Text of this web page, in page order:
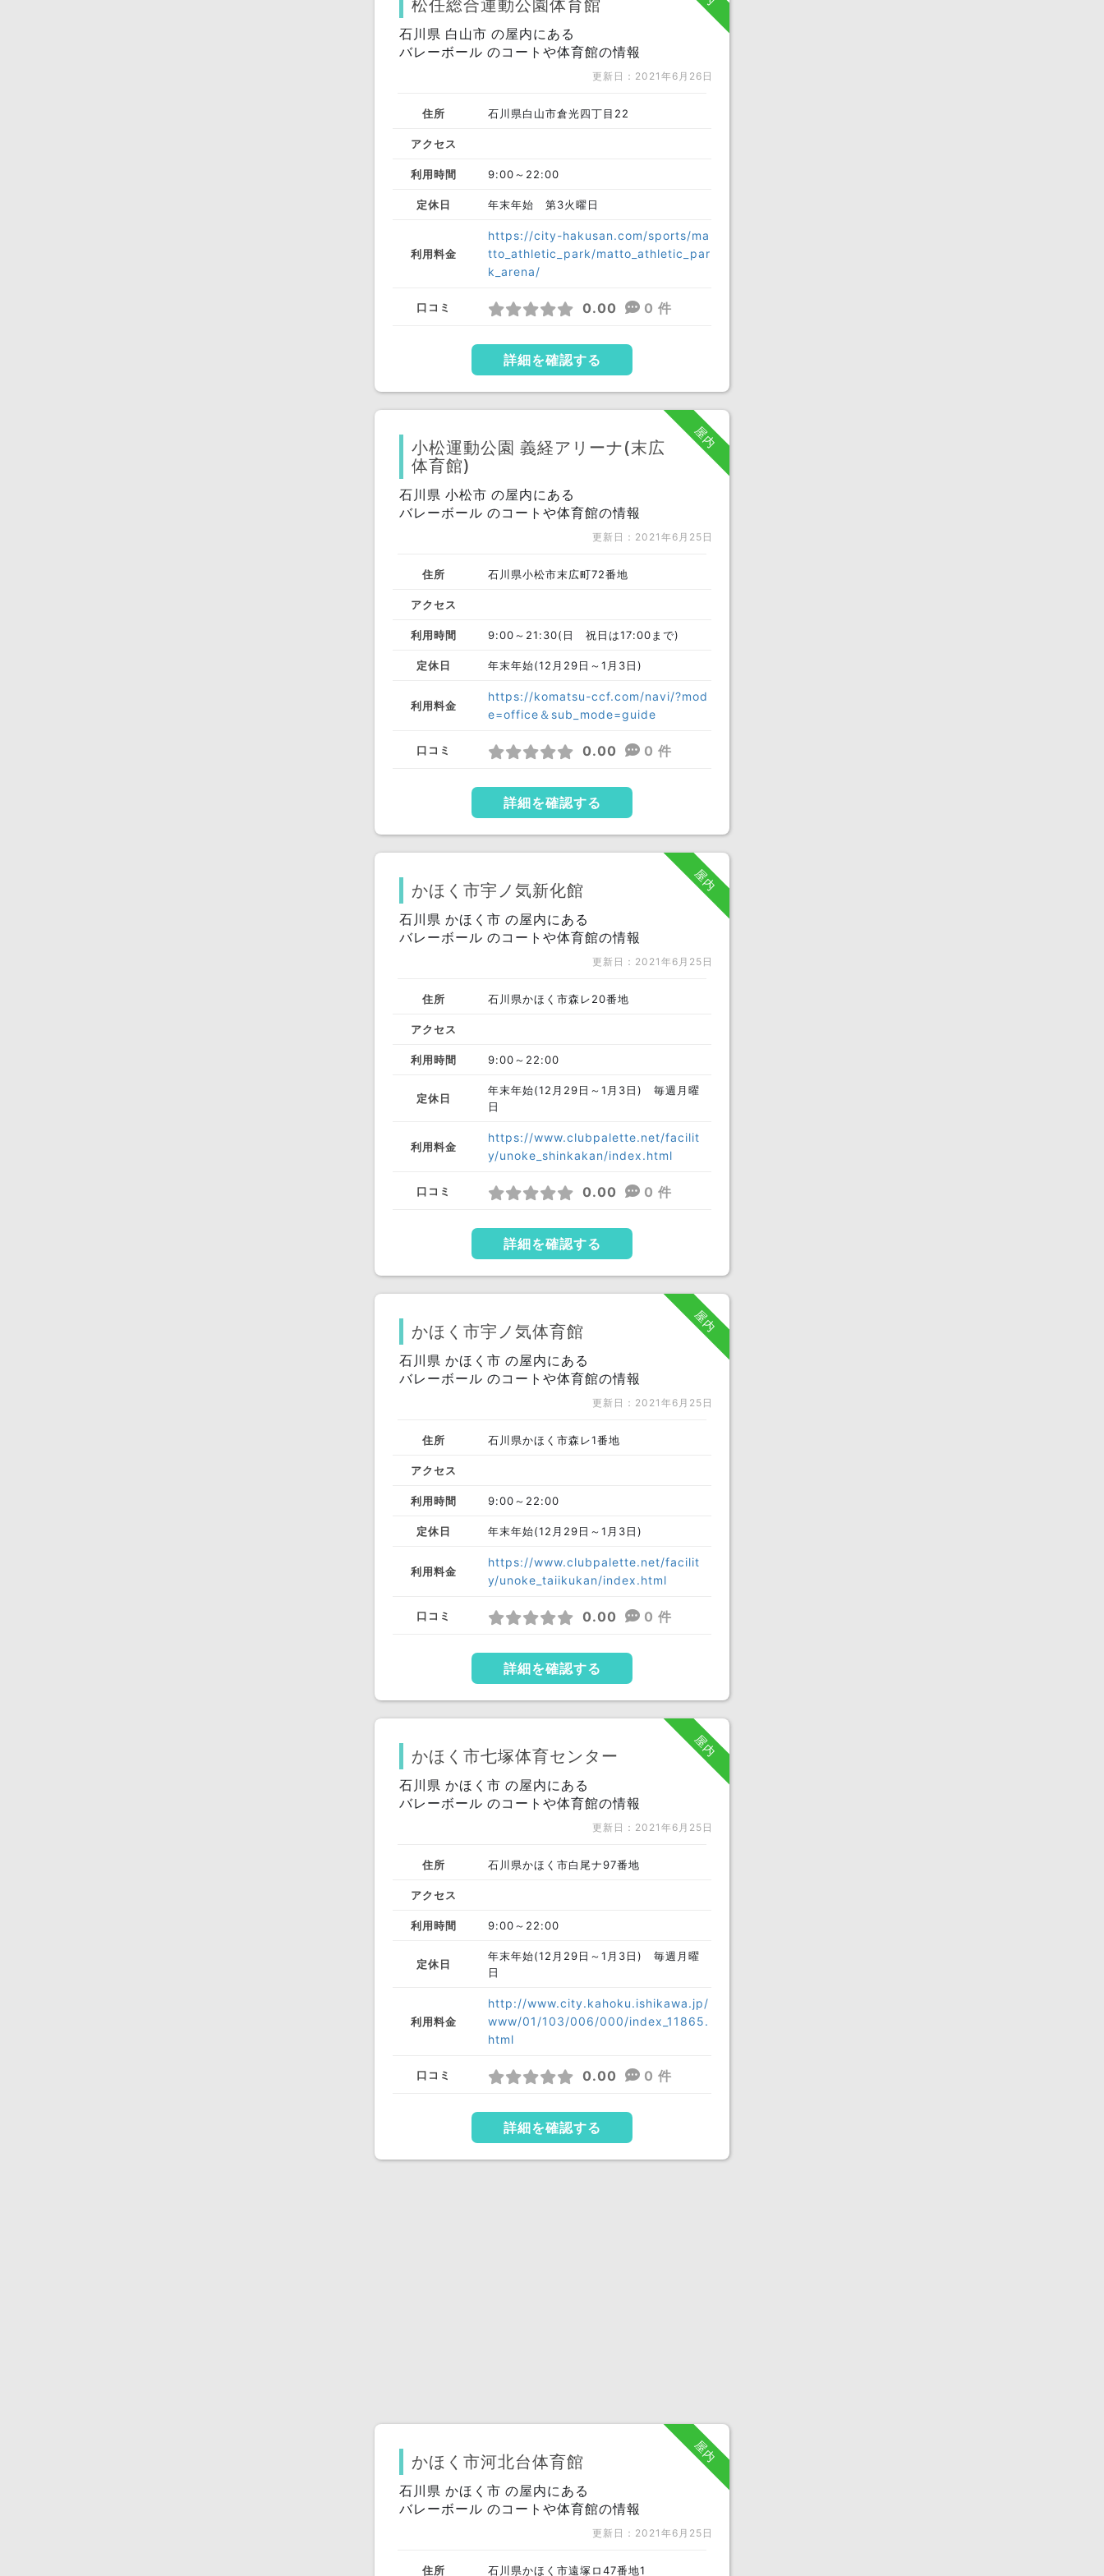
珠洲市 羽咋市
松任総合運動公園体育館
石川県 白山市 の屋内にある
バレーボール のコートや体育館の情報
更新日：2021年6月26日
住所 石川県白山市倉光四丁目22
アクセス
利用時間 9:00～22:00
定休日 年末年始 第3火曜日
利用料金
https://city-hakusan.com/sports/ma
tto_athletic_park/matto_athletic_par
k_arena/
口コミ 0.00 0 件
詳細を確認する
屋内
小松運動公園 義経アリーナ(末広
体育館)
石川県 小松市 の屋内にある
バレーボール のコートや体育館の情報
更新日：2021年6月25日
住所 石川県小松市末広町72番地
アクセス
利用時間 9:00～21:30(日 祝日は17:00まで)
定休日 年末年始(12月29日～1月3日)
利用料金
https://komatsu-ccf.com/navi/?mod
e=office＆sub_mode=guide
口コミ 0.00 0 件
詳細を確認する
屋内
かほく市宇ノ気新化館
石川県 かほく市 の屋内にある
バレーボール のコートや体育館の情報
更新日：2021年6月25日
住所 石川県かほく市森レ20番地
アクセス
利用時間 9:00～22:00
定休日
年末年始(12月29日～1月3日) 毎週月曜
日
利用料金
https://www.clubpalette.net/facilit
y/unoke_shinkakan/index.html
口コミ 0.00 0 件
詳細を確認する
屋内
かほく市宇ノ気体育館
石川県 かほく市 の屋内にある
バレーボール のコートや体育館の情報
更新日：2021年6月25日
住所 石川県かほく市森レ1番地
アクセス
利用時間 9:00～22:00
定休日 年末年始(12月29日～1月3日)
利用料金
https://www.clubpalette.net/facilit
y/unoke_taiikukan/index.html
口コミ 0.00 0 件
詳細を確認する
屋内
かほく市七塚体育センター
石川県 かほく市 の屋内にある
バレーボール のコートや体育館の情報
更新日：2021年6月25日
住所 石川県かほく市白尾ナ97番地
アクセス
利用時間 9:00～22:00
定休日
年末年始(12月29日～1月3日) 毎週月曜
日
利用料金
http://www.city.kahoku.ishikawa.jp/
www/01/103/006/000/index_11865.
html
口コミ 0.00 0 件
詳細を確認する
屋内
かほく市河北台体育館
石川県 かほく市 の屋内にある
バレーボール のコートや体育館の情報
更新日：2021年6月25日
住所 石川県かほく市遠塚ロ47番地1